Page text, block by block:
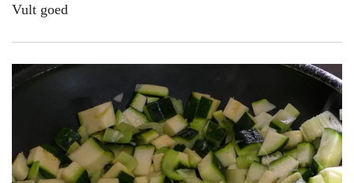
Vult goed